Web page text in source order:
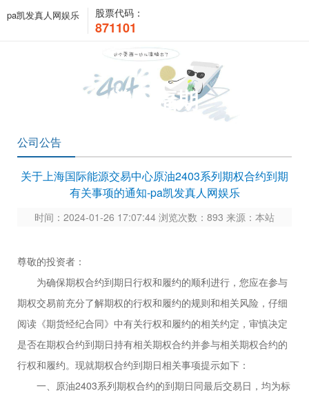
pa凯发真人网娱乐 股票代码：
871101
关于福期
公司公告
关于上海国际能源交易中心原油2403系列期权合约到期
有关事项的通知-pa凯发真人网娱乐
时间：2024-01-26 17:07:44 浏览次数：893 来源：本站
尊敬的投资者：
为确保期权合约到期日行权和履约的顺利进行，您应在参与
期权交易前充分了解期权的行权和履约的规则和相关风险，仔细
阅读《期货经纪合同》中有关行权和履约的相关约定，审慎决定
是否在期权合约到期日持有相关期权合约并参与相关期权合约的
行权和履约。现就期权合约到期日相关事项提示如下：
一、 原油2403系列期权合约的到期日同最后交易日，均为标